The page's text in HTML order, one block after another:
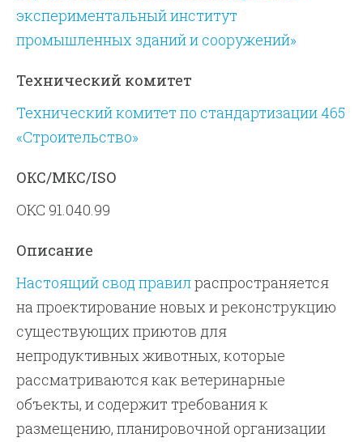
экспериментальный институт
промышленных зданий и сооружений»
Технический комитет
Технический комитет по стандартизации 465
«Строительство»
ОКС/МКС/ISO
ОКС 91.040.99
Описание
Настоящий свод правилраспространяется
на проектирование новых и реконструкцию
существующих приютов для
непродуктивных животных, которые
рассматриваются как ветеринарные
объекты, и содержит требования к
размещению, планировочной организации